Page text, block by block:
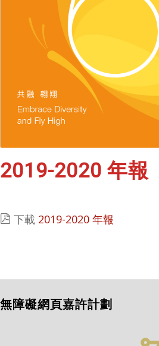
2019-2020 年報
下載 2019-2020 年報
無障礙網頁嘉許計劃